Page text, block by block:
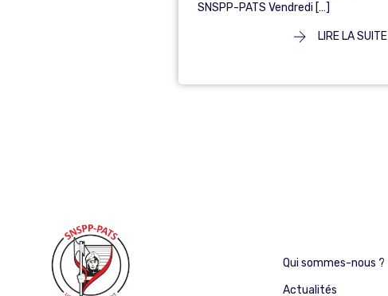
SNSPP-PATS Vendredi […]
LIRE LA SUITE
Qui sommes-nous ?
Actualités